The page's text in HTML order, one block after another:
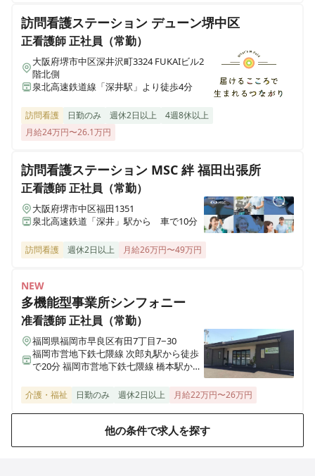
訪問看護ステーション デューン堺中区
正看護師正社員（常勤）
大阪府堺市中区深井沢町3324 FUKAIビル2
階北側
泉北高速鉄道線「深井駅」より徒歩4分
訪問看護 日勤のみ 週休2日以上
4週8休以上
月給24万円〜26.1万円
訪問看護ステーション MSC 絆 福田出張所
正看護師正社員（常勤）
大阪府堺市中区福田1351
泉北高速鉄道「深井」駅から 車で10分
訪問看護 週休2日以上 月給26万円〜49万円
NEW
多機能型事業所シンフォニー
准看護師正社員（常勤）
福岡県福岡市早良区有田7丁目7−30
福岡市営地下鉄七隈線 次郎丸駅から徒歩
で20分 福岡市営地下鉄七隈線 橋本駅から
介護・福祉 日勤のみ 週休2日以上 月給22万円〜26万円
他の条件で求人を探す